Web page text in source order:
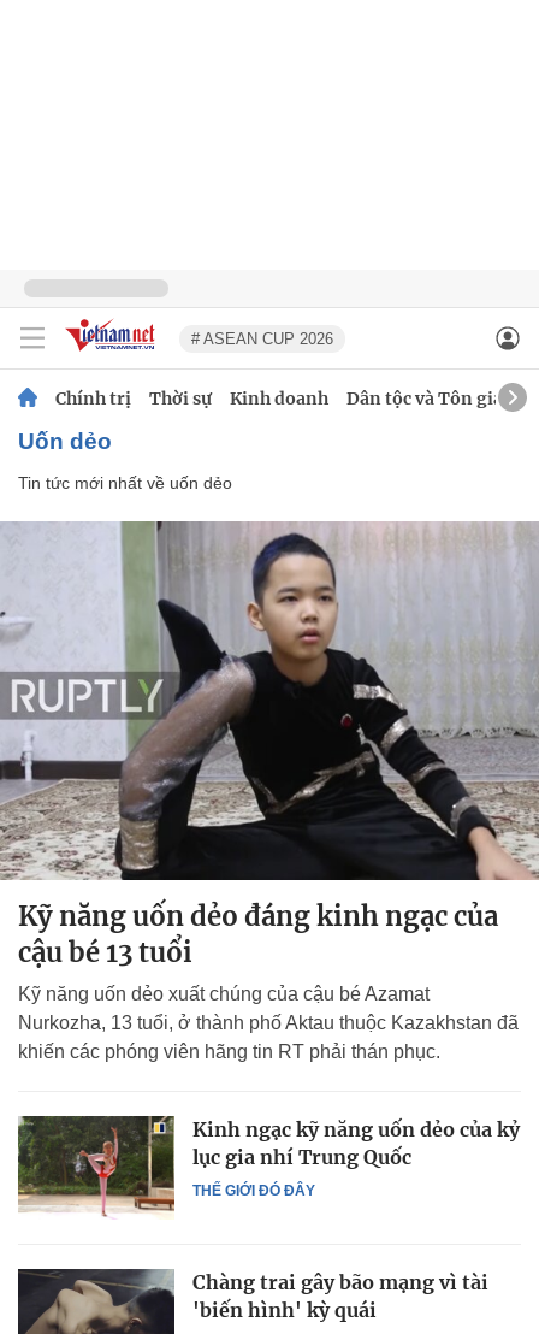
# ASEAN CUP 2026
Chính trị Thời sự Kinh doanh Dân tộc và Tôn giáo
uốn dẻo
Tin tức mới nhất về uốn dẻo
Kỹ năng uốn dẻo đáng kinh ngạc của
cậu bé 13 tuổi
Kỹ năng uốn dẻo xuất chúng của cậu bé Azamat
Nurkozha, 13 tuổi, ở thành phố Aktau thuộc Kazakhstan đã
khiến các phóng viên hãng tin RT phải thán phục.
THẾ GIỚI ĐÓ ĐÂY
Kinh ngạc kỹ năng uốn dẻo của kỷ
lục gia nhí Trung Quốc
Chàng trai gây bão mạng vì tài
'biến hình' kỳ quái